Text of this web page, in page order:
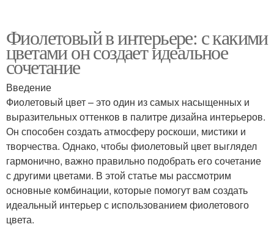
Фиолетовый в интерьере: с какими
цветами он создает идеальное
сочетание
Введение
Фиолетовый цвет – это один из самых насыщенных и
выразительных оттенков в палитре дизайна интерьеров.
Он способен создать атмосферу роскоши, мистики и
творчества. Однако, чтобы фиолетовый цвет выглядел
гармонично, важно правильно подобрать его сочетание
с другими цветами. В этой статье мы рассмотрим
основные комбинации, которые помогут вам создать
идеальный интерьер с использованием фиолетового
цвета.